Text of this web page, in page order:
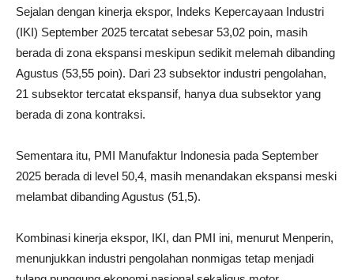
Sejalan dengan kinerja ekspor, Indeks Kepercayaan Industri
(IKI) September 2025 tercatat sebesar 53,02 poin, masih
berada di zona ekspansi meskipun sedikit melemah dibanding
Agustus (53,55 poin). Dari 23 subsektor industri pengolahan,
21 subsektor tercatat ekspansif, hanya dua subsektor yang
berada di zona kontraksi.
Sementara itu, PMI Manufaktur Indonesia pada September
2025 berada di level 50,4, masih menandakan ekspansi meski
melambat dibanding Agustus (51,5).
Kombinasi kinerja ekspor, IKI, dan PMI ini, menurut Menperin,
menunjukkan industri pengolahan nonmigas tetap menjadi